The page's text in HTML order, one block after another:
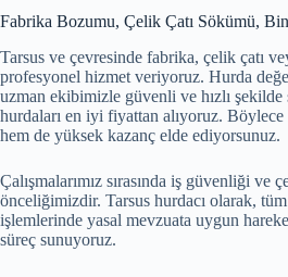
Fabrika Bozumu, Çelik Çatı Sökümü,
Tarsus ve çevresinde fabrika, çelik çatı
profesyonel hizmet veriyoruz. Hurda
uzman ekibimizle güvenli ve hızlı şekilde
hurdaları en iyi fiyattan alıyoruz.
hem de yüksek kazanç elde ediyorsunuz.
Çalışmalarımız sırasında iş güvenliği ve
önceliğimizdir. Tarsus hurdacı olarak,
işlemlerinde yasal mevzuata uygun
süreç sunuyoruz.